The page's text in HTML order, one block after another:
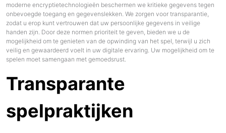
moderne encryptietechnologieën beschermen we kritieke gegevens tegen
onbevoegde toegang en gegevenslekken. We zorgen voor transparantie,
zodat u erop kunt vertrouwen dat uw persoonlijke gegevens in veilige
handen zijn. Door deze normen prioriteit te geven, bieden we u de
mogelijkheid om te genieten van de opwinding van het spel, terwijl u zich
veilig en gewaardeerd voelt in uw digitale ervaring. Uw mogelijkheid om te
spelen moet samengaan met gemoedsrust.
Transparante
spelpraktijken